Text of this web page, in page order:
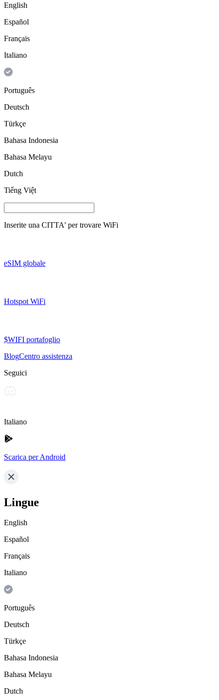
English
Español
Français
Italiano
Português
Deutsch
Türkçe
Bahasa Indonesia
Bahasa Melayu
Dutch
Tiếng Việt
Inserite una CITTA' per trovare WiFi
eSIM globale
Hotspot WiFi
$WIFI portafoglio
BlogCentro assistenza
Seguici
Italiano
Scarica per Android
Lingue
English
Español
Français
Italiano
Português
Deutsch
Türkçe
Bahasa Indonesia
Bahasa Melayu
Dutch